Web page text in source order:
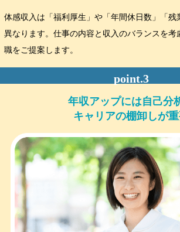
体感収入は「福利厚生」や「年間休日数」「残
異なります。仕事の内容と収入のバランスを考
職をご提案します。
年収アップには自己分
キャリアの棚卸しが